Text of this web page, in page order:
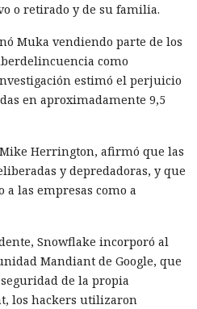
infraestructura crítica del país
suspendió por completo las
a los centros de datos
en los sectores automotriz
de aranceles recíprocos y
— ahora están en la mira
en mercados
los negocios se convierten
de medidas de respuesta, y
de la competencia de
o retirado y de su familia.
Muka vendiendo parte de los
como
estimó el perjuicio
en aproximadamente 9,5
Herrington, afirmó que las
y depredadoras, y que
las empresas como a
Snowflake incorporó al
Mandiant de Google, que
de la propia
los hackers utilizaron